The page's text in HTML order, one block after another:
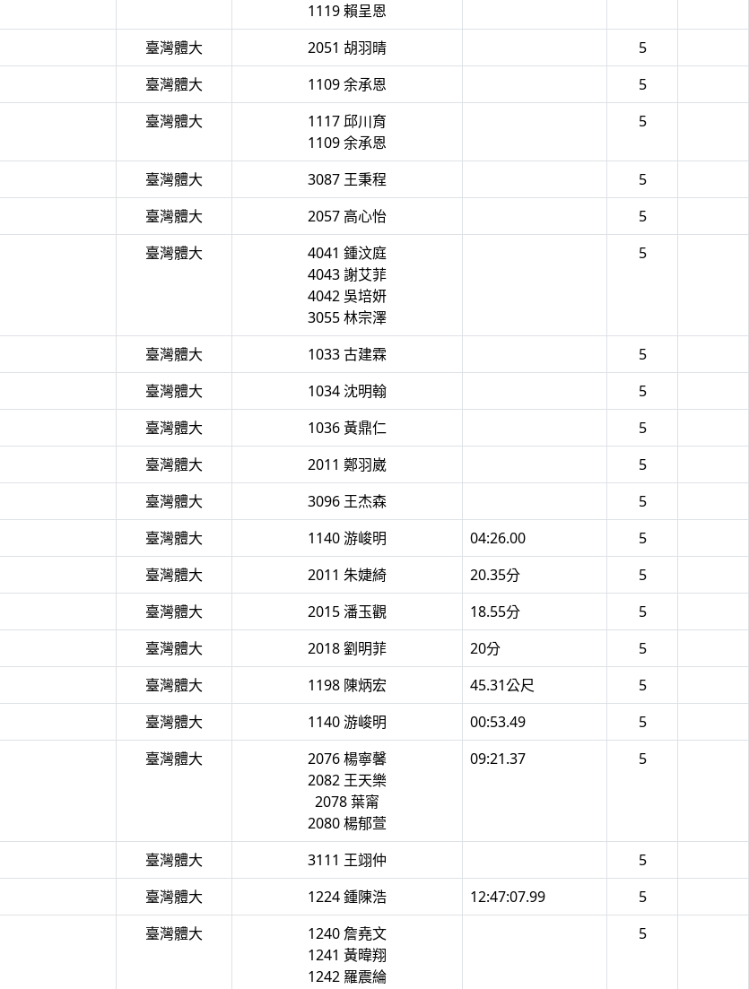
1119 賴呈恩
臺灣體大 2051 胡羽晴
5
臺灣體大 1109 余承恩
5
臺灣體大
1117 邱川育
1109 余承恩
5
臺灣體大 3087 王秉程
5
臺灣體大 2057 高心怡
5
臺灣體大
4041 鍾汶庭
4043 謝艾菲
4042 吳培妍
3055 林宗澤
5
臺灣體大 1033 古建霖
5
臺灣體大 1034 沈明翰
5
臺灣體大 1036 黃鼎仁
5
臺灣體大 2011 鄭羽崴
5
臺灣體大 3096 王杰森
5
臺灣體大 1140 游峻明 04:26.00
5
臺灣體大 2011 朱婕綺 20.35分
5
臺灣體大 2015 潘玉觀 18.55分
5
臺灣體大 2018 劉明菲 20分
5
臺灣體大 1198 陳炳宏 45.31公尺
5
臺灣體大 1140 游峻明 00:53.49
5
臺灣體大
2076 楊寧馨
2082 王天樂
2078 葉甯
2080 楊郁萱
09:21.37 5
臺灣體大 3111 王翊仲
5
臺灣體大 1224 鍾陳浩 12:47:07.99
5
臺灣體大
1240 詹堯文
1241 黃暐翔
1242 羅震綸
5